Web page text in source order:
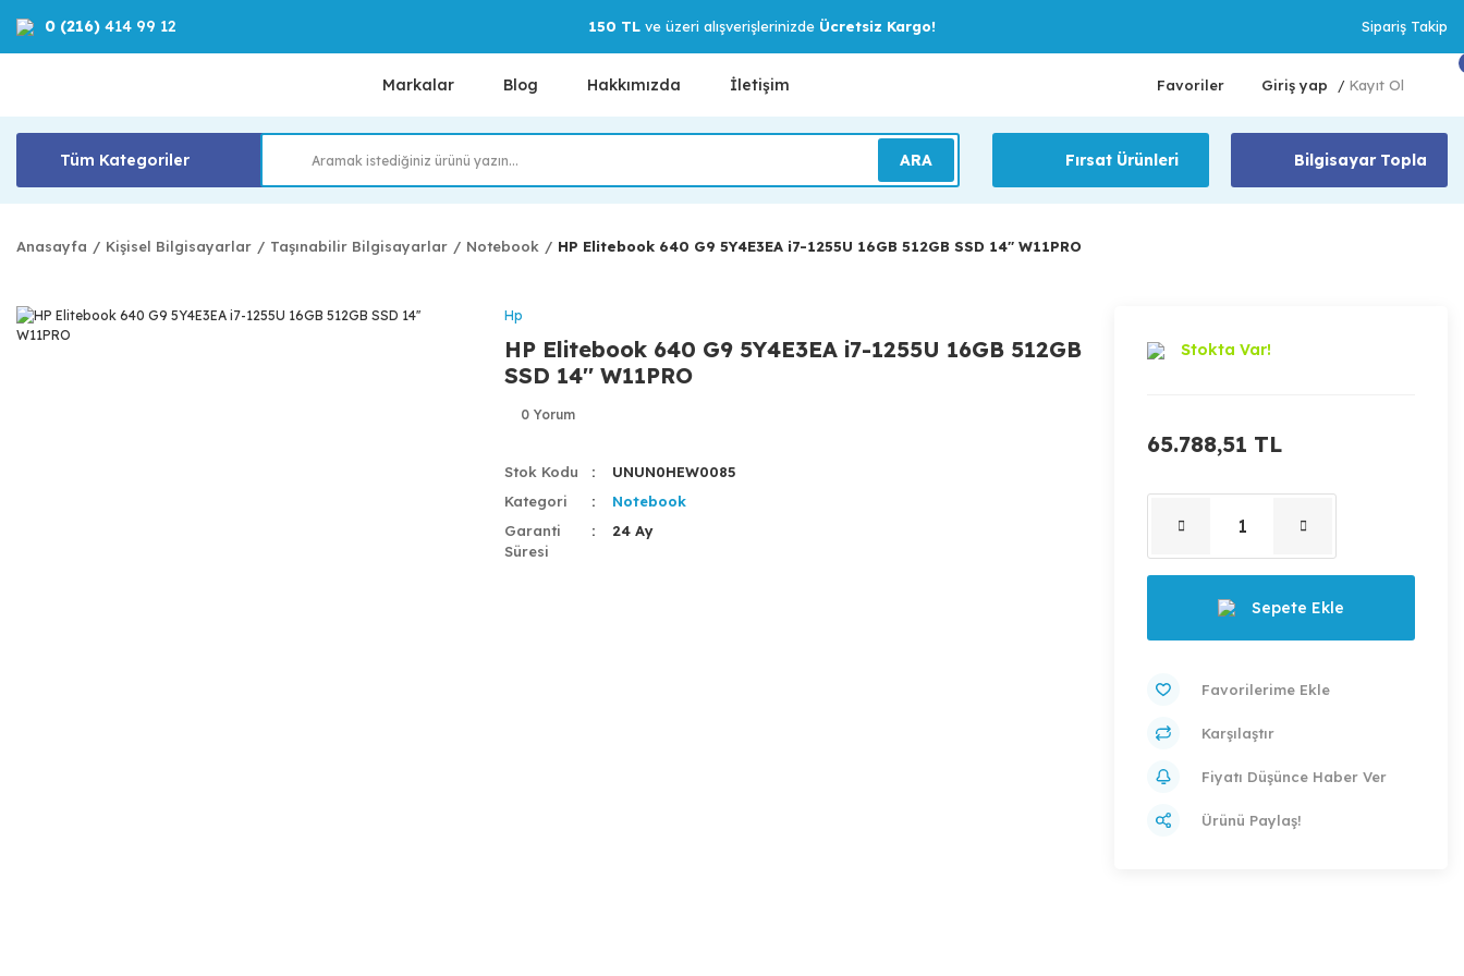
0 (216) 414 99 12 150 TLve üzeri alışverişlerinizde Ücretsiz Kargo! Sipariş Takip
Markalar Blog Hakkımızda İletişim Favoriler Giriş yap / Kayıt Ol
Tüm Kategoriler ARA Fırsat Ürünleri Bilgisayar Topla
Anasayfa Kişisel Bilgisayarlar Taşınabilir Bilgisayarlar Notebook HP Elitebook 640 G9 5Y4E3EA i7-1255U 16GB 512GB SSD 14'' W11PRO
Hp
HP Elitebook 640 G9 5Y4E3EA i7-1255U 16GB 512GB
SSD 14'' W11PRO
0 Yorum
Stok Kodu
UNUN0HEW0085
Kategori
Notebook
Garanti
Süresi
24 Ay
Stokta Var!
65.788,51 TL
Sepete Ekle
Karşılaştır
Fiyatı Düşünce Haber Ver
Ürünü Paylaş!